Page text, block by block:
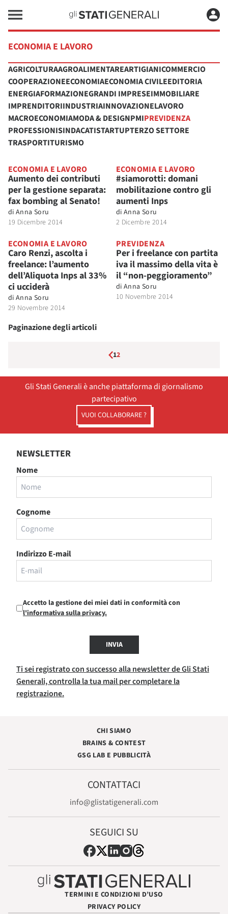
ECONOMIA E LAVORO
AGRICOLTURAAGROALIMENTAREARTIGIANICOMMERCIO
COOPERAZIONEECONOMIAECONOMIA CIVILEEDITORIA
ENERGIAFORMAZIONEGRANDI IMPRESEIMMOBILIARE
IMPRENDITORIINDUSTRIAINNOVAZIONELAVORO
MACROECONOMIAMODA & DESIGNPMIPREVIDENZA
PROFESSIONISINDACATISTARTUPTERZO SETTORE
TRASPORTITURISMO
ECONOMIA E LAVORO
Aumento dei contributi
per la gestione separata:
fax bombing al Senato!
di Anna Soru
19 Dicembre 2014
ECONOMIA E LAVORO
#siamorotti: domani
mobilitazione contro gli
aumenti Inps
di Anna Soru
2 Dicembre 2014
ECONOMIA E LAVORO
Caro Renzi, ascolta i
freelance: l’aumento
dell’Aliquota Inps al 33%
ci ucciderà
di Anna Soru
29 Novembre 2014
PREVIDENZA
Per i freelance con partita
iva il massimo della vita è
il “non-peggioramento”
di Anna Soru
10 Novembre 2014
Paginazione degli articoli
12
Gli Stati Generali è anche piattaforma di giornalismo
partecipativo
VUOI COLLABORARE ?
NEWSLETTER
Nome
Cognome
Indirizzo E-mail
Accetto la gestione dei miei dati in conformità con
l'informativa sulla privacy.
INVIA
Ti sei registrato con successo alla newsletter de Gli Stati
Generali, controlla la tua mail per completare la
registrazione.
CHI SIAMO
BRAINS & CONTEST
GSG LAB E PUBBLICITÀ
CONTATTACI
info@glistatigenerali.com
SEGUICI SU
TERMINI E CONDIZIONI D’USO
PRIVACY POLICY